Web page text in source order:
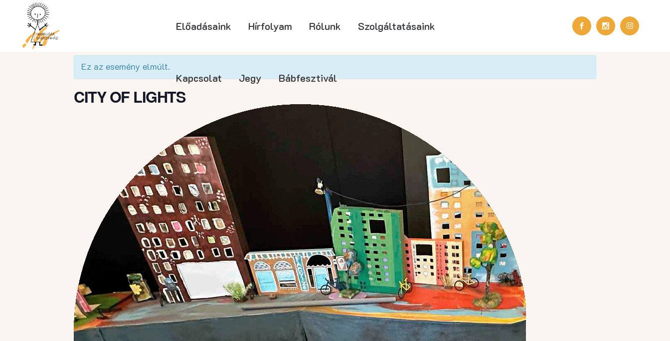
Előadásaink Hírfolyam Rólunk Szolgáltatásaink
Kapcsolat Jegy Bábfesztivál
Ez az esemény elmúlt.
CITY OF LIGHTS